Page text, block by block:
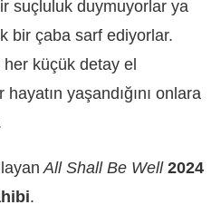
suçluluk duymuyorlar ya
bir çaba sarf ediyorlar.
her küçük detay el
yaşandığını onlara
All Shall Be Well 2024
.